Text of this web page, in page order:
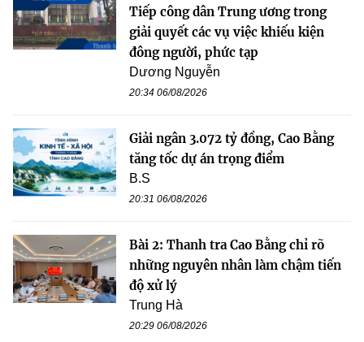
Tiếp công dân Trung ương trong
giải quyết các vụ việc khiếu kiện
đông người, phức tạp
Dương Nguyễn
20:34 06/08/2026
Giải ngân 3.072 tỷ đồng, Cao Bằng
tăng tốc dự án trọng điểm
B.S
20:31 06/08/2026
Bài 2: Thanh tra Cao Bằng chỉ rõ
những nguyên nhân làm chậm tiến
độ xử lý
Trung Hà
20:29 06/08/2026